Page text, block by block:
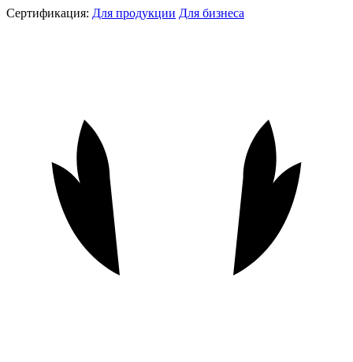
Сертификация: Для продукции Для бизнеса